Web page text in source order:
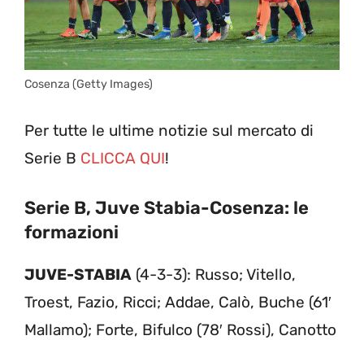
Cosenza (Getty Images)
Per tutte le ultime notizie sul mercato di
Serie B CLICCA QUI!
Serie B, Juve Stabia-Cosenza: le
formazioni
JUVE-STABIA (4-3-3): Russo; Vitello,
Troest, Fazio, Ricci; Addae, Calò, Buche (61′
Mallamo); Forte, Bifulco (78′ Rossi), Canotto